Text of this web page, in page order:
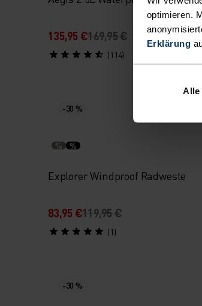
optimieren.
Erklärung
Alle
135,95 €169,95 €
(114)
-30 %
% %
Explorer Windproof Radweste
83,95 €119,95 €
(1)
-30 %